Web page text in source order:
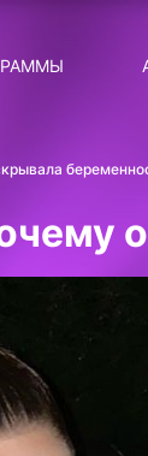
В СЕТИ
ВОПРОС
ДО ЗВЁЗД